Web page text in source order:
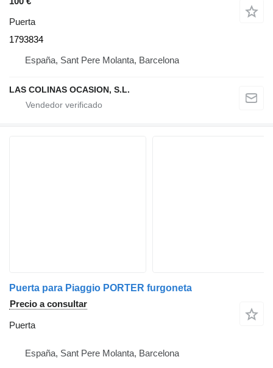
Puerta
1793834
España, Sant Pere Molanta, Barcelona
LAS COLINAS OCASION, S.L.
Puerta para Piaggio PORTER furgoneta
Precio a consultar
Puerta
España, Sant Pere Molanta, Barcelona